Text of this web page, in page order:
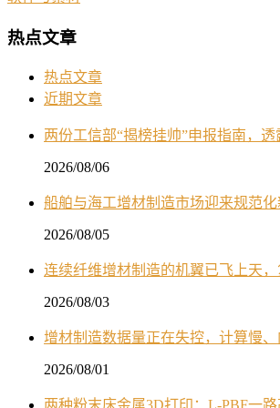
热点文章
热点文章
近期文章
两份工信部“揭榜挂帅”申报指南，
2026/08/06
船舶与海工增材制造市场迎来规范
2026/08/05
连续纤维增材制造的机翼已飞上天
2026/08/03
增材制造数据量正在失控，计算慢
2026/08/01